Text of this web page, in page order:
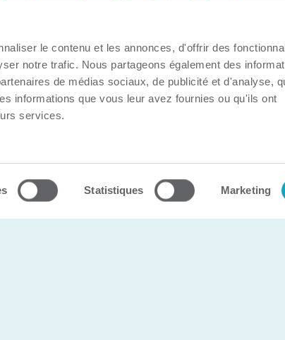
le contenu et les annonces, d'offrir des
notre trafic. Nous partageons également des
de médias sociaux, de publicité et d'analyse,
informations que vous leur avez fournies ou qu'ils ont
services.
Statistiques Marketing
confidentialité